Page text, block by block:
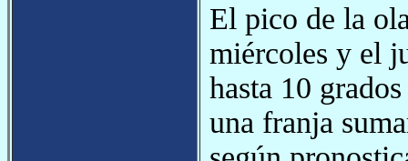
El pico de la
miércoles y el
hasta 10
una franja